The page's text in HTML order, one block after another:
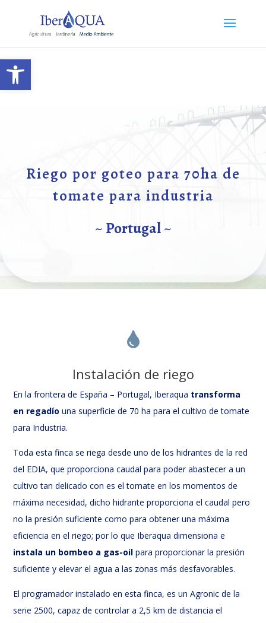
Abrir barra de herramientas
Riego por goteo para 70ha de
tomate para industria
~ Portugal~

Instalación de riego
En la frontera de España – Portugal, Iberaqua transforma
en regadío una superficie de 70 ha para el cultivo de tomate
para Industria.
Toda esta finca se riega desde uno de los hidrantes de la red
del EDIA, que proporciona caudal para poder abastecer a un
cultivo tan delicado con es el tomate en los momentos de
máxima necesidad, dicho hidrante proporciona el caudal pero
no la presión suficiente como para obtener una máxima
eficiencia en el riego; por lo que Iberaqua dimensiona e
instala un bombeo a gas-oil para proporcionar la presión
suficiente y elevar el agua a las zonas más desfavorables.
El programador instalado en esta finca, es un Agronic de la
serie 2500, capaz de controlar a 2,5 km de distancia el